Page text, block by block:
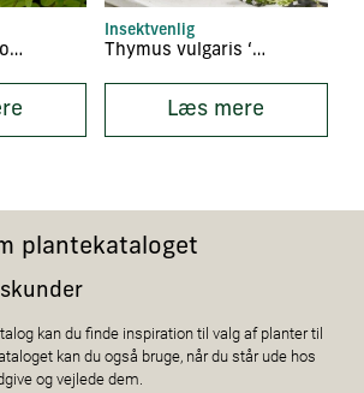
Prunella grandiflora ‘Alba’
Insektvenlig
Thymus vulgaris ‘Compactus’
Læs mere
plantekataloget
kan du finde inspiration til valg af planter til
kan du også bruge, når du står ude hos
og vejlede dem.